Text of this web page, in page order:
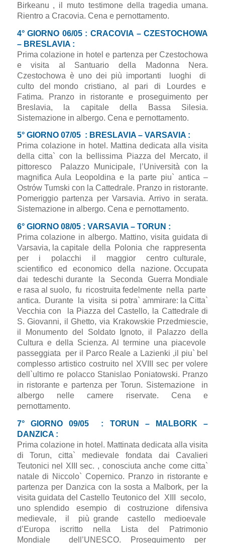
Birkeanu , il muto testimone della tragedia umana.
Rientro a Cracovia. Cena e pernottamento.
4° GIORNO 06/05 : CRACOVIA – CZESTOCHOWA
– BRESLAVIA :
Prima colazione in hotel e partenza per Czestochowa
e visita al Santuario della Madonna Nera.
Czestochowa è uno dei più importanti luoghi di
culto del mondo cristiano, al pari di Lourdes e
Fatima. Pranzo in ristorante e proseguimento per
Breslavia, la capitale della Bassa Silesia.
Sistemazione in albergo. Cena e pernottamento.
5° GIORNO 07/05 : BRESLAVIA – VARSAVIA :
Prima colazione in hotel. Mattina dedicata alla visita
della citta` con la bellissima Piazza del Mercato, il
pittoresco Palazzo Municipale, l’Università con la
magnifica Aula Leopoldina e la parte piu` antica –
Ostrów Tumski con la Cattedrale. Pranzo in ristorante.
Pomeriggio partenza per Varsavia. Arrivo in serata.
Sistemazione in albergo. Cena e pernottamento.
6° GIORNO 08/05 : VARSAVIA – TORUN :
Prima colazione in albergo. Mattino, visita guidata di
Varsavia, la capitale della Polonia che rappresenta
per i polacchi il maggior centro culturale,
scientifico ed economico della nazione. Occupata
dai tedeschi durante la Seconda Guerra Mondiale
e rasa al suolo, fu ricostruita fedelmente nella parte
antica. Durante la visita si potra` ammirare: la Citta`
Vecchia con la Piazza del Castello, la Cattedrale di
S. Giovanni, il Ghetto, via Krakowskie Przedmiescie,
il Monumento del Soldato Ignoto, il Palazzo della
Cultura e della Scienza. Al termine una piacevole
passeggiata per il Parco Reale a Lazienki ,il piu` bel
complesso artistico costruito nel XVIII sec per volere
dell`ultimo re polacco Stanislao Poniatowski. Pranzo
in ristorante e partenza per Torun. Sistemazione in
albergo nelle camere riservate. Cena e
pernottamento.
7° GIORNO 09/05 : TORUN – MALBORK –
DANZICA :
Prima colazione in hotel. Mattinata dedicata alla visita
di Torun, citta` medievale fondata dai Cavalieri
Teutonici nel XIII sec. , conosciuta anche come citta`
natale di Niccolo` Copernico. Pranzo in ristorante e
partenza per Danzica con la sosta a Malbork, per la
visita guidata del Castello Teutonico del XIII secolo,
uno splendido esempio di costruzione difensiva
medievale, il più grande castello medioevale
d’Europa iscritto nella Lista del Patrimonio
Mondiale dell’UNESCO. Proseguimento per